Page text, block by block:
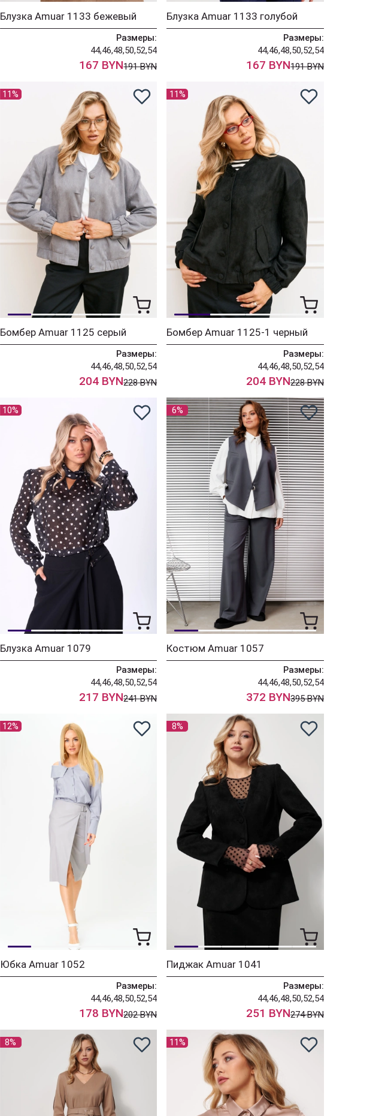
Блузка Amuar 1133 бежевый
Размеры:
44,46,48,50,52,54
167 BYN191 BYN
Блузка Amuar 1133 голубой
Размеры:
44,46,48,50,52,54
167 BYN191 BYN
11%
Бомбер Amuar 1125 серый
Размеры:
44,46,48,50,52,54
204 BYN228 BYN
11%
Бомбер Amuar 1125-1 черный
Размеры:
44,46,48,50,52,54
204 BYN228 BYN
10%
Блузка Amuar 1079
Размеры:
44,46,48,50,52,54
217 BYN241 BYN
6%
Костюм Amuar 1057
Размеры:
44,46,48,50,52,54
372 BYN395 BYN
12%
Юбка Amuar 1052
Размеры:
44,46,48,50,52,54
178 BYN202 BYN
8%
Пиджак Amuar 1041
Размеры:
44,46,48,50,52,54
251 BYN274 BYN
8% 11%